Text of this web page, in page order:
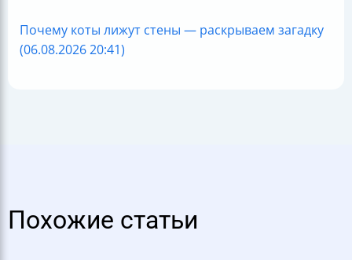
Почему коты лижут стены — раскрываем загадку
(06.08.2026 20:41)
Похожие статьи